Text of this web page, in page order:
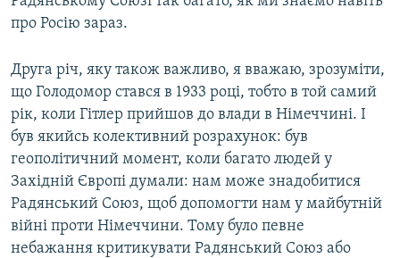
про Росію зараз.
Друга річ, яку також важливо, я вважаю, зрозуміти,
що Голодомор стався в 1933 році, тобто в той самий
рік, коли Гітлер прийшов до влади в Німеччині. І
був якийсь колективний розрахунок: був
геополітичний момент, коли багато людей у
Західній Європі думали: нам може знадобитися
Радянський Союз, щоб допомогти нам у майбутній
війні проти Німеччини. Тому було певне
небажання критикувати Радянський Союз або